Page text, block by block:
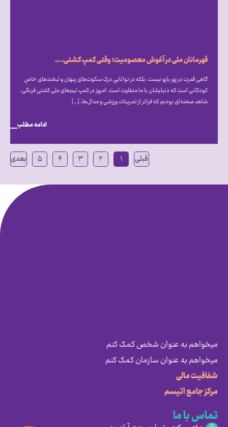
قهرمانان ملی در آغوش معصومیت؛ وقتی کمپ کشتی، میزبان دنیای متفاوت اتیسم شد
گاهی قدرت در زور بازو نیست، بلکه در تواناییِ درکِ سکوت‌های پنهان و لبخندهای خاصِ
کودکانی است که دنیایشان با ما متفاوت است. امروز در کمپ تیم‌های ملی کشتی فرنگی،
شاهد صحنه‌ای بودیم که فراتر از تمرینات ورزشی و مدال‌ها، […]
ادامه مطلب
قبلی ۱ ۲ ۳ ۴ ۵ بعدی
میخواهم به عنوان شخص کمک کنم
میخواهم به عنوان سازمان کمک کنم
شفافیت مالی
مرکز جامع اتیسم
تماس با ما